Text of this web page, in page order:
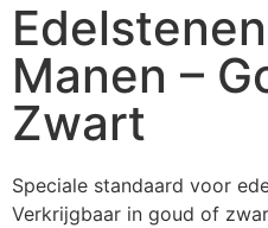
Manen –
Zwart
Speciale standaard voor
Verkrijgbaar in goud of